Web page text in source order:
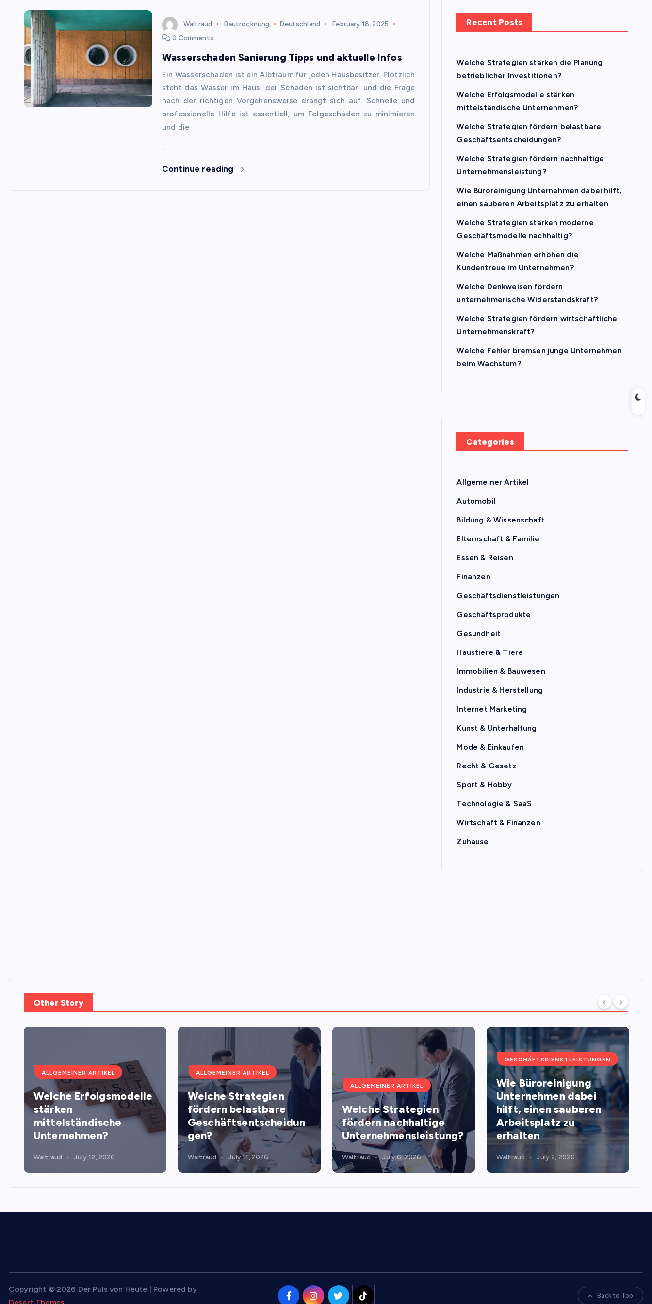
Waltraud Bautrocknung Deutschland
February 18, 2025
0 Comments
Wasserschaden Sanierung Tipps und aktuelle Infos
Ein Wasserschaden ist ein Albtraum für jeden Hausbesitzer. Plötzlich
steht das Wasser im Haus, der Schaden ist sichtbar, und die Frage
nach der richtigen Vorgehensweise drängt sich auf. Schnelle und
professionelle Hilfe ist essentiell, um Folgeschäden zu minimieren
und die
…
Continue reading
Recent Posts
Welche Strategien stärken die Planung
betrieblicher Investitionen?
Welche Erfolgsmodelle stärken
mittelständische Unternehmen?
Welche Strategien fördern belastbare
Geschäftsentscheidungen?
Welche Strategien fördern nachhaltige
Unternehmensleistung?
Wie Büroreinigung Unternehmen dabei hilft,
einen sauberen Arbeitsplatz zu erhalten
Welche Strategien stärken moderne
Geschäftsmodelle nachhaltig?
Welche Maßnahmen erhöhen die
Kundentreue im Unternehmen?
Welche Denkweisen fördern
unternehmerische Widerstandskraft?
Welche Strategien fördern wirtschaftliche
Unternehmenskraft?
Welche Fehler bremsen junge Unternehmen
beim Wachstum?
Categories
Allgemeiner Artikel
Automobil
Bildung & Wissenschaft
Elternschaft & Familie
Essen & Reisen
Finanzen
Geschäftsdienstleistungen
Geschäftsprodukte
Gesundheit
Haustiere & Tiere
Immobilien & Bauwesen
Industrie & Herstellung
Internet Marketing
Kunst & Unterhaltung
Mode & Einkaufen
Recht & Gesetz
Sport & Hobby
Technologie & SaaS
Wirtschaft & Finanzen
Zuhause
Other Story
ALLGEMEINER ARTIKEL
Welche Erfolgsmodelle
stärken
mittelständische
Unternehmen?
Waltraud July 12, 2026
ALLGEMEINER ARTIKEL
Welche Strategien
fördern belastbare
Geschäftsentscheidun
gen?
Waltraud July 11, 2026
ALLGEMEINER ARTIKEL
Welche Strategien
fördern nachhaltige
Unternehmensleistung?
Waltraud July 6, 2026
GESCHÄFTSDIENSTLEISTUNGEN
Wie Büroreinigung
Unternehmen dabei
hilft, einen sauberen
Arbeitsplatz zu
erhalten
Waltraud July 2, 2026
Copyright © 2026 Der Puls von Heute | Powered by
Desert Themes
Back to Top